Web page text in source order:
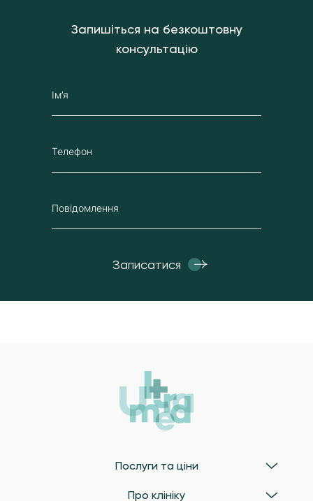
Запишіться на безкоштовну
консультацію
Ім’я
Телефон
Повідомлення
Запиcатися
Послуги та ціни
Про клініку